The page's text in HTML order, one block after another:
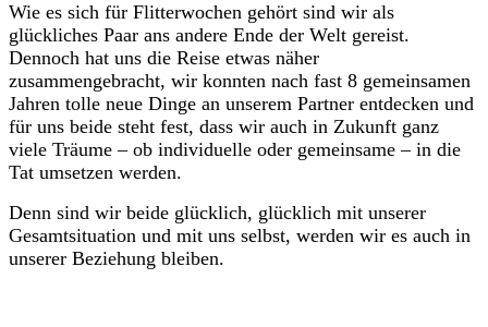
Wie es sich für Flitterwochen gehört sind wir als
glückliches Paar ans andere Ende der Welt gereist.
Dennoch hat uns die Reise etwas näher
zusammengebracht, wir konnten nach fast 8 gemeinsamen
Jahren tolle neue Dinge an unserem Partner entdecken und
für uns beide steht fest, dass wir auch in Zukunft ganz
viele Träume – ob individuelle oder gemeinsame – in die
Tat umsetzen werden.
Denn sind wir beide glücklich, glücklich mit unserer
Gesamtsituation und mit uns selbst, werden wir es auch in
unserer Beziehung bleiben.